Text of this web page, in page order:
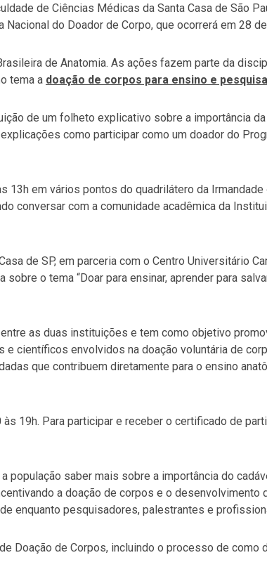
de Ciências Médicas da Santa Casa de São
do Doador de Corpo, que ocorrerá em 28
de Anatomia. As ações fazem parte da
tema a doação de corpos para ensino e
de um folheto explicativo sobre a importância
como participar como um doador do
em vários pontos do quadrilátero da Irmandade
conversar com a comunidade acadêmica da
de SP, em parceria com o Centro Universitário
sobre o tema “Doar para ensinar, aprender para
as duas instituições e tem como objetivo
científicos envolvidos na doação voluntária de
que contribuem diretamente para o ensino
19h. Para participar e receber o certificado de
população saber mais sobre a importância do
a doação de corpos e o desenvolvimento
enquanto pesquisadores, palestrantes e
Doação de Corpos, incluindo o processo de como